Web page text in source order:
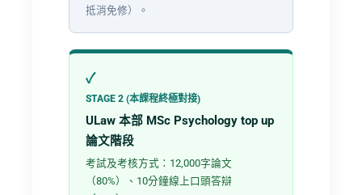
抵消免修）。
STAGE 2 (本課程終極對接)
ULaw 本部 MSc Psychology top up
論文階段
考試及考核方式：12,000字論文
（80%）、10分鐘線上口頭答辯